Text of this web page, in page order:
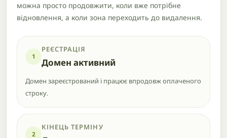
можна просто продовжити, коли вже потрібне
відновлення, а коли зона переходить до видалення.
1
РЕЄСТРАЦІЯ
Домен активний
Домен зареєстрований і працює впродовж оплаченого
строку.
2
КІНЕЦЬ ТЕРМІНУ